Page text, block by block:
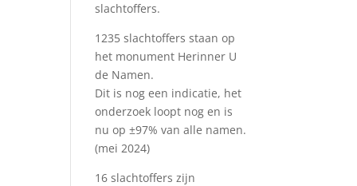
slachtoffers.
1235 slachtoffers staan op
het monument Herinner U
de Namen.
Dit is nog een indicatie, het
onderzoek loopt nog en is
nu op ±97% van alle namen.
(mei 2024)
16 slachtoffers zijn